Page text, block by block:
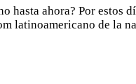
hasta ahora? Por estos
latinoamericano de la